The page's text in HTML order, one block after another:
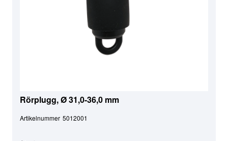
Rörplugg, Ø 31,0-36,0 mm
Artikelnummer 5012001